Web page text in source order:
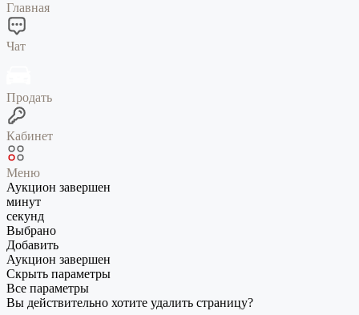
Главная
Чат
Продать
Кабинет
Меню
Аукцион завершен
минут
секунд
Выбрано
Добавить
Аукцион завершен
Скрыть параметры
Все параметры
Вы действительно хотите удалить страницу?